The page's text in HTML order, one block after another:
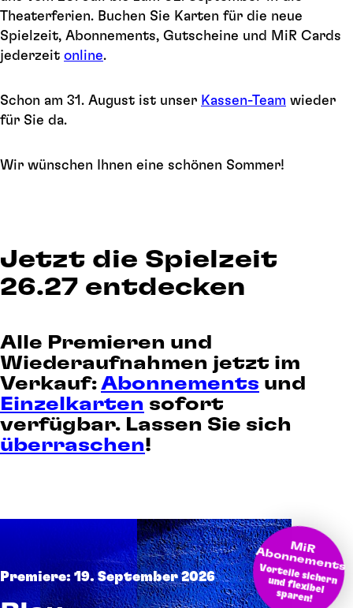
Theaterferien. Buchen Sie Karten für die neue
Spielzeit, Abonnements, Gutscheine und MiR Cards
jederzeit online.
Schon am 31. August ist unser Kassen-Team wieder
für Sie da.
Wir wünschen Ihnen eine schönen Sommer!
Jetzt die Spielzeit
26.27 entdecken
Alle Premieren und
Wiederaufnahmen jetzt im
Verkauf: Abonnements und
Einzelkarten sofort
verfügbar. Lassen Sie sich
überraschen!
M
iR A
bonnem
ents
Vorteile sichern und flexibel
sparen!
Premiere: 19. September 2026